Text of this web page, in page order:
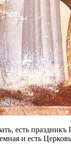
есть праздникъ
и есть